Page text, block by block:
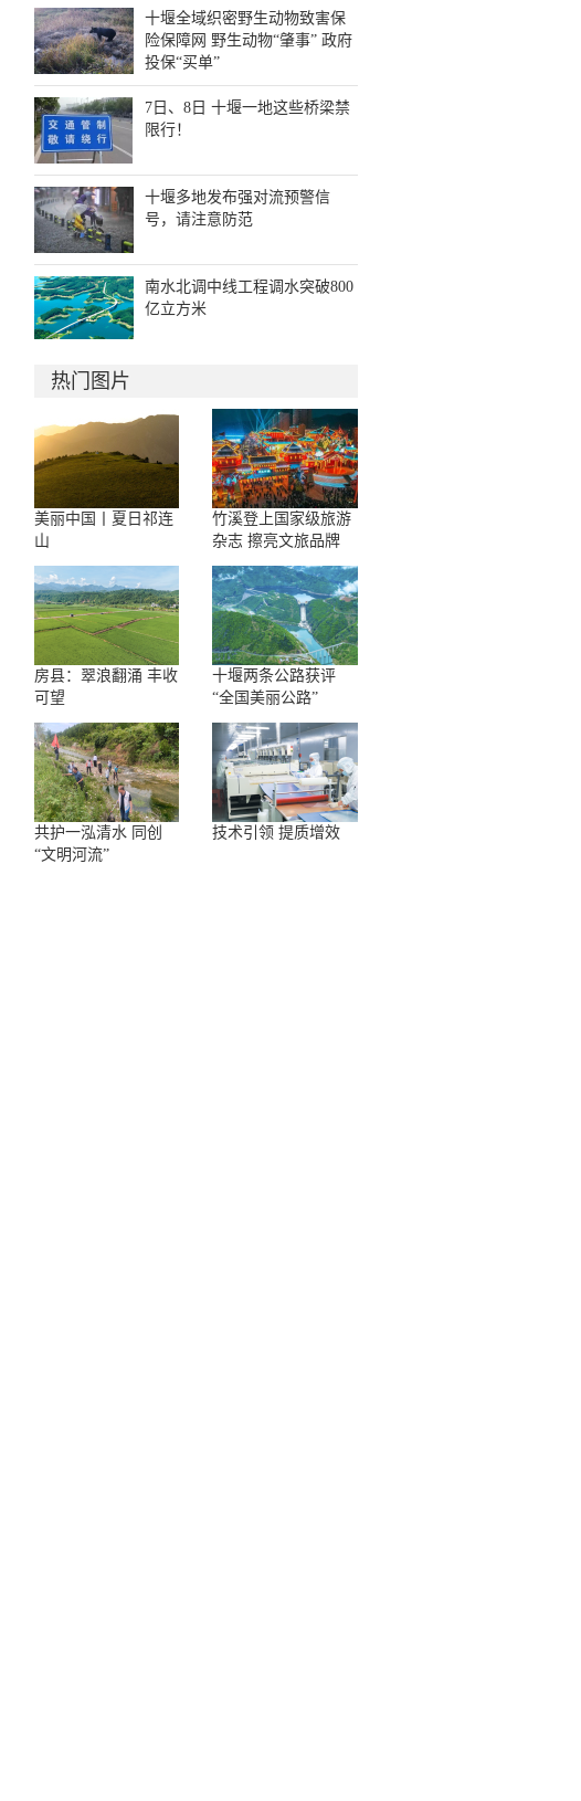
十堰全域织密野生动物致害保
险保障网 野生动物“肇事” 政府
投保“买单”
7日、8日 十堰一地这些桥梁禁
限行！
十堰多地发布强对流预警信
号，请注意防范
南水北调中线工程调水突破800
亿立方米
热门图片
美丽中国丨夏日祁连
山
竹溪登上国家级旅游
杂志 擦亮文旅品牌
房县：翠浪翻涌 丰收
可望
十堰两条公路获评
“全国美丽公路”
共护一泓清水 同创
“文明河流”
技术引领 提质增效